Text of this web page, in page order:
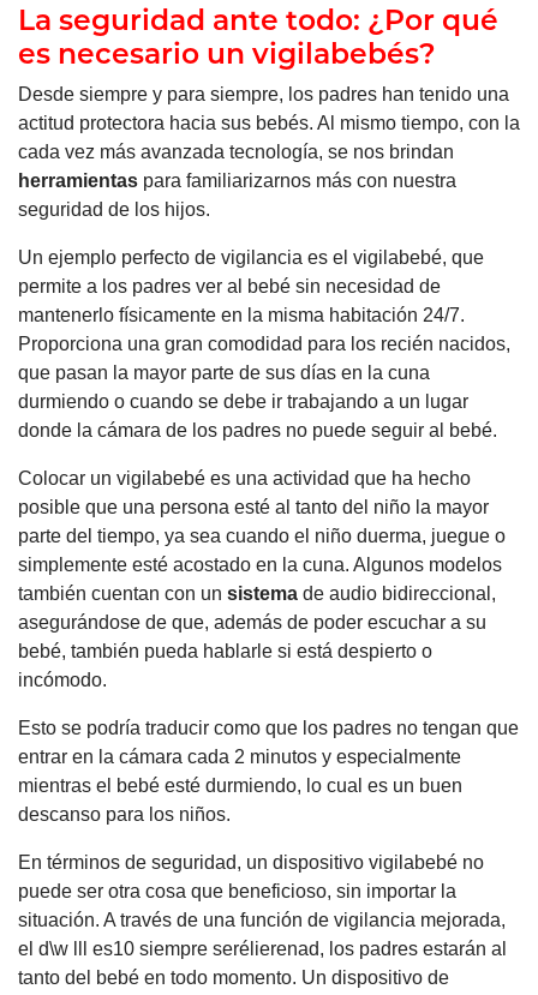
La seguridad ante todo: ¿Por qué
es necesario un vigilabebés?
Desde siempre y para siempre, los padres han tenido una
actitud protectora hacia sus bebés. Al mismo tiempo, con la
cada vez más avanzada tecnología, se nos brindan
herramientas para familiarizarnos más con nuestra
seguridad de los hijos.
Un ejemplo perfecto de vigilancia es el vigilabebé, que
permite a los padres ver al bebé sin necesidad de
mantenerlo físicamente en la misma habitación 24/7.
Proporciona una gran comodidad para los recién nacidos,
que pasan la mayor parte de sus días en la cuna
durmiendo o cuando se debe ir trabajando a un lugar
donde la cámara de los padres no puede seguir al bebé.
Colocar un vigilabebé es una actividad que ha hecho
posible que una persona esté al tanto del niño la mayor
parte del tiempo, ya sea cuando el niño duerma, juegue o
simplemente esté acostado en la cuna. Algunos modelos
también cuentan con un sistema de audio bidireccional,
asegurándose de que, además de poder escuchar a su
bebé, también pueda hablarle si está despierto o
incómodo.
Esto se podría traducir como que los padres no tengan que
entrar en la cámara cada 2 minutos y especialmente
mientras el bebé esté durmiendo, lo cual es un buen
descanso para los niños.
En términos de seguridad, un dispositivo vigilabebé no
puede ser otra cosa que beneficioso, sin importar la
situación. A través de una función de vigilancia mejorada,
el d\w lll es10 siempre serélierenad, los padres estarán al
tanto del bebé en todo momento. Un dispositivo de